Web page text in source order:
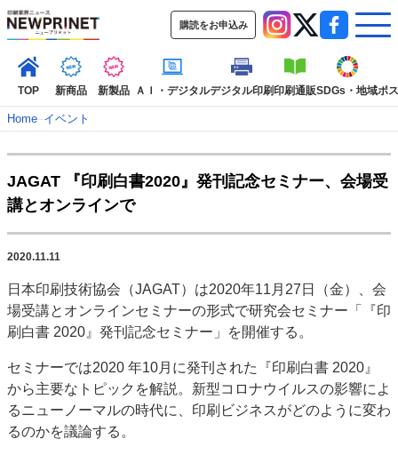
購読をお申込み
TOP 新商品 新製品 ＡＩ・デジタルデジタル印刷印刷通販SDGs・地域ポ
TOP
新着記事
インタビュー
コレクション
SDGs・地域
ポストプレス ビジネス イベント 信用情報
業界
市場・統計
人事・移転・異動・訃報
特集記事カテゴリー一覧
特集・デジタル印刷 アイデアで勝負！ ～多様なビジネス・多彩な商材～
JAPAN PACK 2023 特集
中古印刷機・製本機特集
2022 見える化・MIS特集
Home–イベント
JAGAT 『印刷白書2020』発刊記念セミナー、会場受
講とオンラインで
2020.11.11
日本印刷技術協会（JAGAT）は2020年11月27日（金）、会
場受講とオンラインセミナーの形式で研究会セミナー「『印
刷白書 2020』発刊記念セミナー」を開催する。
セミナーでは2020 年10月に発刊された『印刷白書 2020』
から主要なトピックを解説。新型コロナウイルスの影響によ
るニューノーマルの時代に、印刷ビジネスがどのように変わ
るのかを議論する。